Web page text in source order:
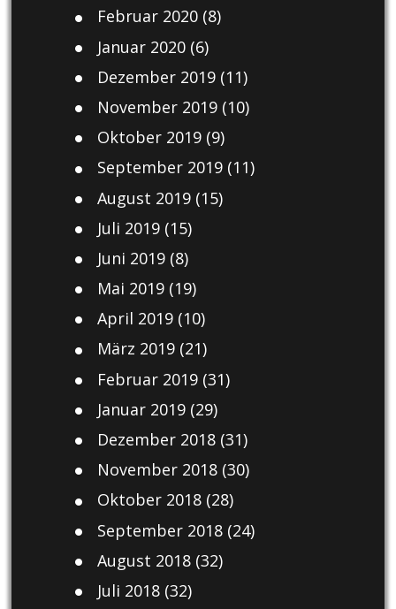
Februar 2020(8)
Januar 2020(6)
Dezember 2019(11)
November 2019(10)
Oktober 2019(9)
September 2019(11)
August 2019(15)
Juli 2019(15)
Juni 2019(8)
Mai 2019(19)
April 2019(10)
März 2019(21)
Februar 2019(31)
Januar 2019(29)
Dezember 2018(31)
November 2018(30)
Oktober 2018(28)
September 2018(24)
August 2018(32)
Juli 2018(32)